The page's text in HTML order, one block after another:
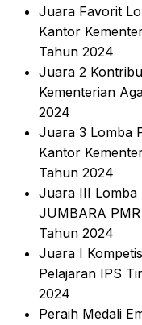
Juara Favorit
Kantor
Tahun 2024
Juara 2
Kementerian
2024
Juara 3 Lomba
Kantor
Tahun 2024
Juara III Lomba
JUMBARA
Tahun 2024
Juara I
Pelajaran IPS
2024
Peraih Medali